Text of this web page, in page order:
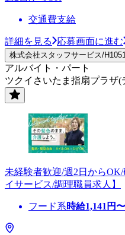
交通費支給
詳細を見る 応募画面に進む
株式会社スタッフサービス/
アルバイト・パート
ツクイさいたま指扇プラザ(
未経験者歓迎/週2日から
イサービス/調理職員求人】
フード系時給1,141 円〜